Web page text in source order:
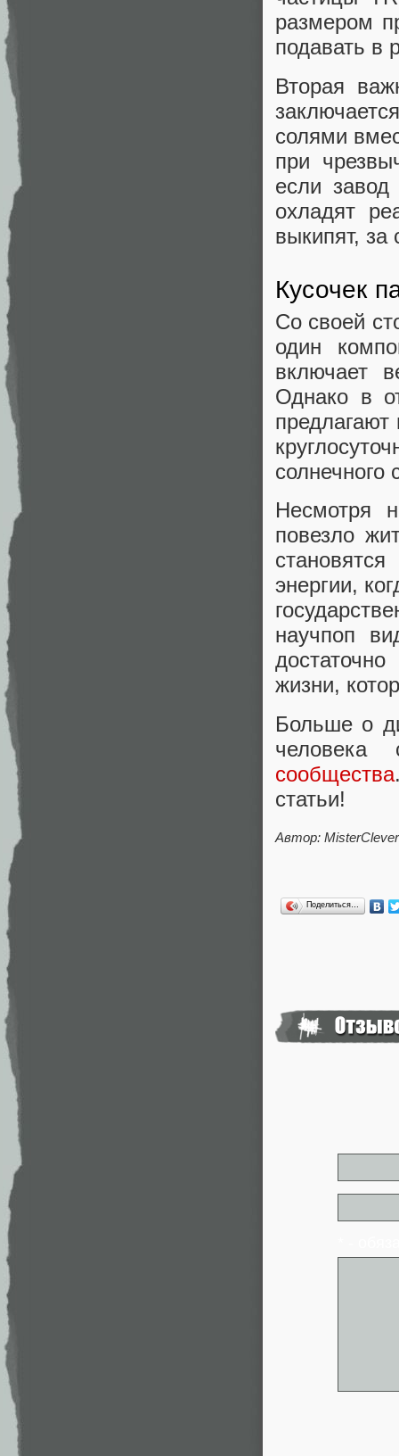
размером
подавать в
Вторая
солями
при
если завод
охладят
выкипят, за
Кусочек
Со своей
один
включает
Однако в
предлагают
Несмотря
повезло
энергии,
научпоп
жизни,
Больше о
сообщества
статьи!
Автор: MisterClever
Поделиться…